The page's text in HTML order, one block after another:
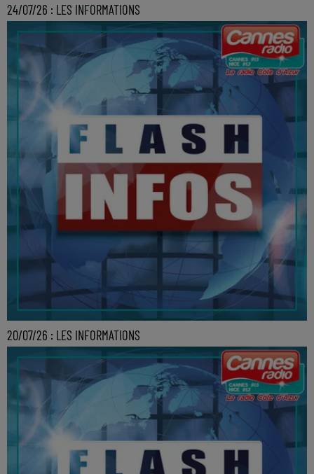
24/07/26 : LES INFORMATIONS
20/07/26 : LES INFORMATIONS